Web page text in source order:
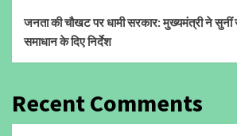
जनता की चौखट पर धामी सरकार: मुख्यमंत्री ने सुनीं
समाधान के दिए निर्देश
Recent Comments